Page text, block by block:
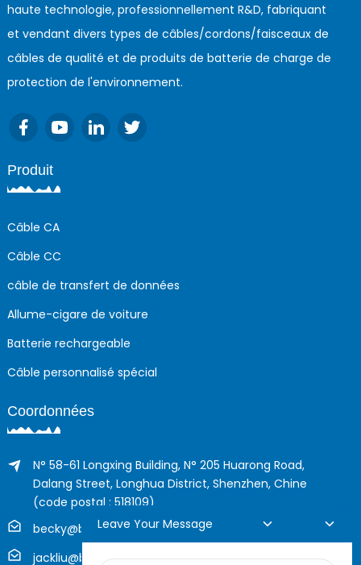
haute technologie, professionnellement R&D, fabriquant
et vendant divers types de câbles/cordons/faisceaux de
câbles de qualité et de produits de batterie de charge de
protection de l'environnement.
Produit
Câble CA
Câble CC
câble de transfert de données
Allume-cigare de voiture
Batterie rechargeable
Câble personnalisé spécial
Coordonnées
N° 58-61 Longxing Building, N° 205 Huarong Road,
Dalang Street, Longhua District, Shenzhen, Chine
(code postal : 518109)
becky@boyingcable.com
jackliu@boyingcable.com
Leave Your Message